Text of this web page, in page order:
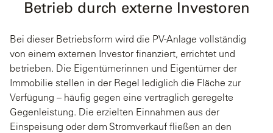
Betrieb durch externe Investoren
Bei dieser Betriebsform wird die PV-Anlage vollständig
von einem externen Investor finanziert, errichtet und
betrieben. Die Eigentümerinnen und Eigentümer der
Immobilie stellen in der Regel lediglich die Fläche zur
Verfügung – häufig gegen eine vertraglich geregelte
Gegenleistung. Die erzielten Einnahmen aus der
Einspeisung oder dem Stromverkauf fließen an den